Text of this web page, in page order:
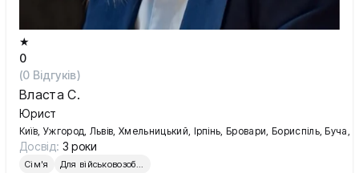
★
0
(0 Відгуків)
Власта С.
Юрист
Київ, Ужгород, Львів, Хмельницький, Ірпінь, Бровари, Бориспіль, Буча,
Досвід: 3 роки
Сім'я